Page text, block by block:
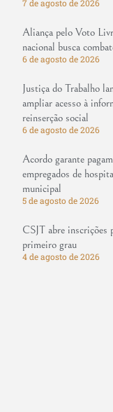
7 de agosto de 2026
Aliança pelo Voto
nacional busca
6 de agosto de 2026
Justiça do Trabalho
ampliar acesso à
reinserção social
6 de agosto de 2026
Acordo garante
empregados de
municipal
5 de agosto de 2026
CSJT abre inscrições
primeiro grau
4 de agosto de 2026